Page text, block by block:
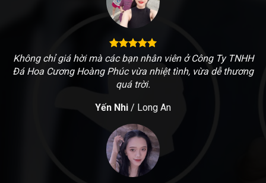
Không chỉ giá hời mà các bạn nhân viên ở Công Ty TNHH
Đá Hoa Cương Hoàng Phúc vừa nhiệt tình, vừa dễ thương
quá trời.
Yến Nhi / Long An